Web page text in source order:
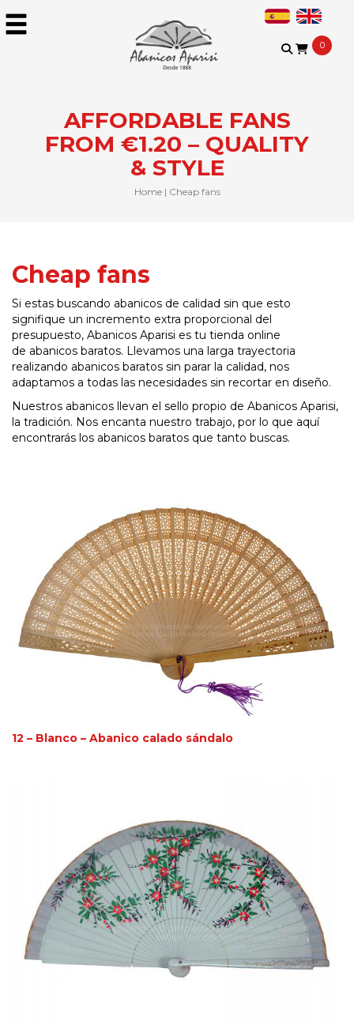
0
AFFORDABLE FANS
FROM €1.20 – QUALITY
& STYLE
Home| Cheap fans
Cheap fans
Si estas buscando abanicos de calidad sin que esto
signifique un incremento extra proporcional del
presupuesto, Abanicos Aparisi es tu tienda online
de abanicos baratos. Llevamos una larga trayectoria
realizando abanicos baratos sin parar la calidad, nos
adaptamos a todas las necesidades sin recortar en diseño.
Nuestros abanicos llevan el sello propio de Abanicos Aparisi,
la tradición. Nos encanta nuestro trabajo, por lo que aquí
encontrarás los abanicos baratos que tanto buscas.
12 – Blanco – Abanico calado sándalo